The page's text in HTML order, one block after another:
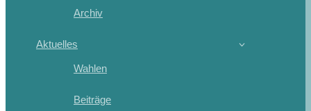
Archiv
Aktuelles
Wahlen
Beiträge